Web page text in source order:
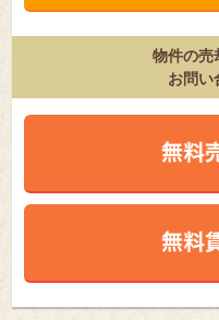
物件の売
お問い